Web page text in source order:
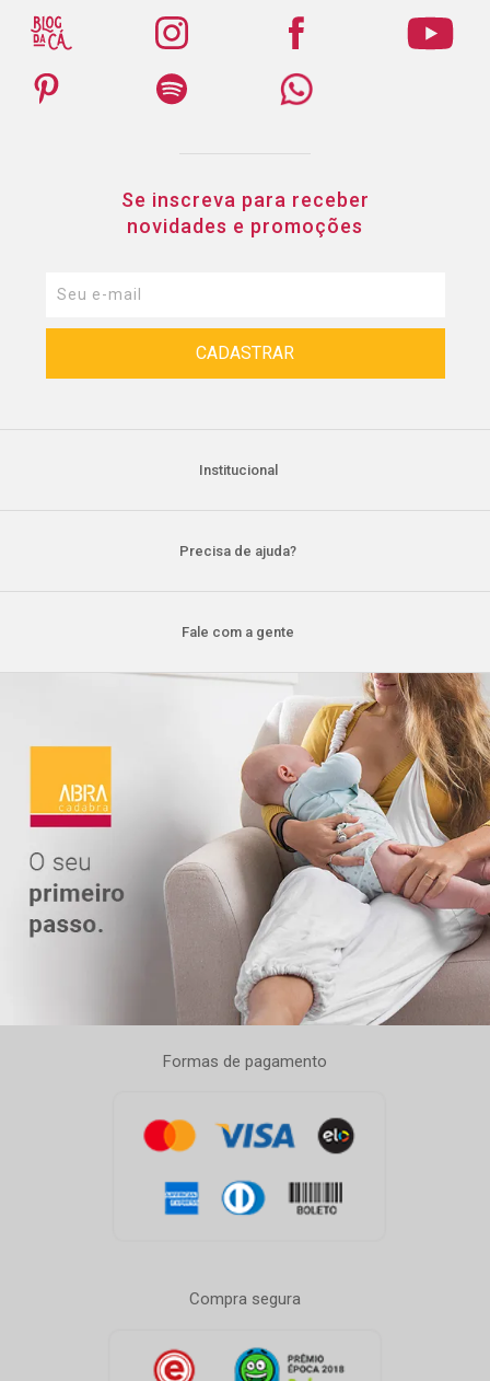
Se inscreva para receber
novidades e promoções
Institucional
Precisa de ajuda?
Fale com a gente
Formas de pagamento
Compra segura